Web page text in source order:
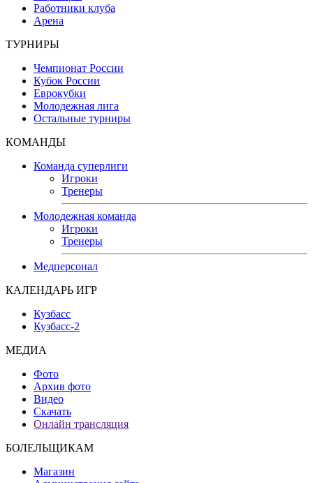
Работники клуба
Арена
ТУРНИРЫ
Чемпионат России
Кубок России
Еврокубки
Молодежная лига
Остальные турниры
КОМАНДЫ
Команда суперлиги
Игроки
Тренеры
Молодежная команда
Игроки
Тренеры
Медперсонал
КАЛЕНДАРЬ ИГР
Кузбасс
Кузбасс-2
МЕДИА
Фото
Архив фото
Видео
Скачать
Онлайн трансляция
БОЛЕЛЬЩИКАМ
Магазин